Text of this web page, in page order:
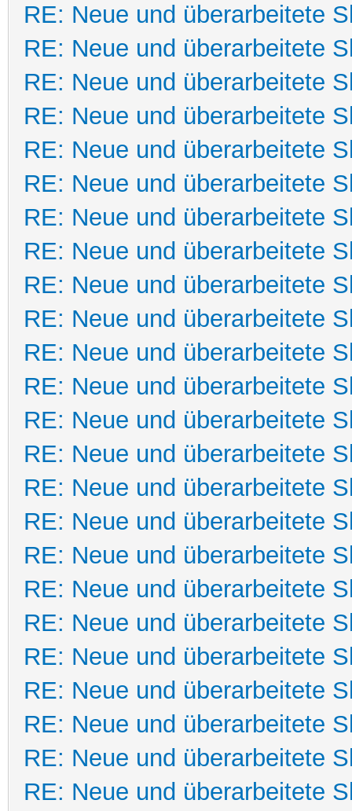
RE: Neue und überarbeitete
RE: Neue und überarbeitete
RE: Neue und überarbeitete
RE: Neue und überarbeitete
RE: Neue und überarbeitete
RE: Neue und überarbeitete
RE: Neue und überarbeitete
RE: Neue und überarbeitete
RE: Neue und überarbeitete
RE: Neue und überarbeitete
RE: Neue und überarbeitete
RE: Neue und überarbeitete
RE: Neue und überarbeitete
RE: Neue und überarbeitete
RE: Neue und überarbeitete
RE: Neue und überarbeitete
RE: Neue und überarbeitete
RE: Neue und überarbeitete
RE: Neue und überarbeitete
RE: Neue und überarbeitete
RE: Neue und überarbeitete
RE: Neue und überarbeitete
RE: Neue und überarbeitete
RE: Neue und überarbeitete